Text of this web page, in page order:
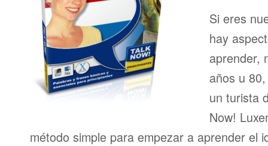
Si eres
hay
aprender,
años u
un turista
Now!
método simple para empezar a aprender el